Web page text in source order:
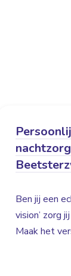
Ben jij een
vision’ zorg
Maak het